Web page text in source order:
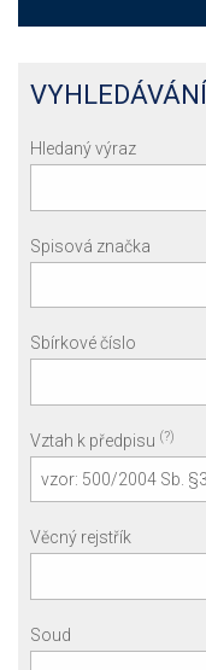
VYHLEDÁVÁNÍ
Hledaný výraz
Spisová značka
Sbírkové číslo
Vztah k předpisu (?)
Věcný rejstřík
Soud